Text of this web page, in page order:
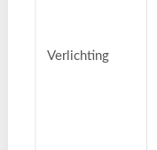
Verlichting